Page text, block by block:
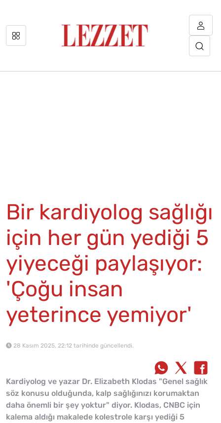
Bir kardiyolog sağlığı
için her gün yediği 5
yiyeceği paylaşıyor:
'Çoğu insan
yeterince yemiyor'
28 Kasım 2025, 22:12 tarihinde güncellendi.
Kardiyolog ve yazar Dr. Elizabeth Klodas "Genel sağlık
söz konusu olduğunda, kalp sağlığınızı korumaktan
daha önemli bir şey yoktur" diyor. Klodas, CNBC için
kalema aldığı makalede kolestrole karşı yediği 5